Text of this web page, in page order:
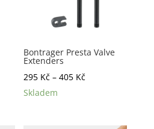
Bontrager Presta Valve
Extenders
295 Kč – 405 KčRozpětí
Skladem